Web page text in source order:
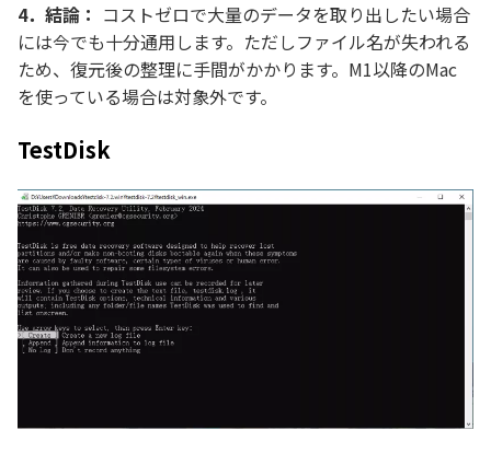
4．結論： コストゼロで大量のデータを取り出したい場合
には今でも十分通用します。ただしファイル名が失われる
ため、復元後の整理に手間がかかります。M1以降のMac
を使っている場合は対象外です。
TestDisk